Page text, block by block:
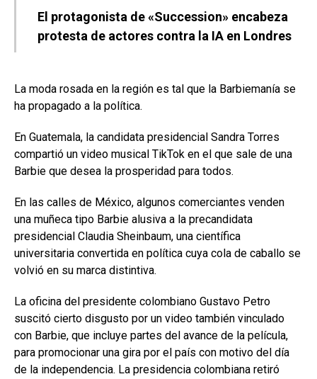
El protagonista de «Succession» encabeza
protesta de actores contra la IA en Londres
La moda rosada en la región es tal que la Barbiemanía se
ha propagado a la política.
En Guatemala, la candidata presidencial Sandra Torres
compartió un video musical TikTok en el que sale de una
Barbie que desea la prosperidad para todos.
En las calles de México, algunos comerciantes venden
una muñeca tipo Barbie alusiva a la precandidata
presidencial Claudia Sheinbaum, una científica
universitaria convertida en política cuya cola de caballo se
volvió en su marca distintiva.
La oficina del presidente colombiano Gustavo Petro
suscitó cierto disgusto por un video también vinculado
con Barbie, que incluye partes del avance de la película,
para promocionar una gira por el país con motivo del día
de la independencia. La presidencia colombiana retiró